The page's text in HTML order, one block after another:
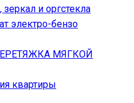
зеркал и оргстекла
электро-бензо
МЯГКОЙ
квартиры